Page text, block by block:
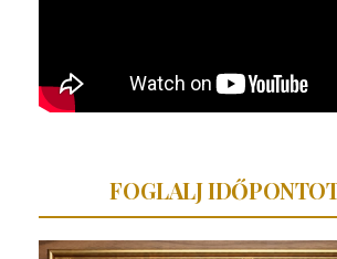
FOGLALJ